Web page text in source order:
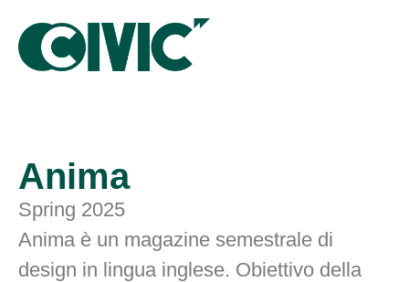
Anima
Spring 2025
Anima è un magazine semestrale di
design in lingua inglese. Obiettivo della